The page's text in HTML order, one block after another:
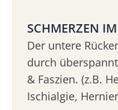
SCHMERZEN
Der untere
durch
& Faszien. (z.B.
Ischialgie,